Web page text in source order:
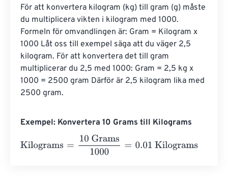
För att konvertera kilogram (kg) till gram (g) måste
du multiplicera vikten i kilogram med 1000.
Formeln för omvandlingen är: Gram = Kilogram x
1000 Låt oss till exempel säga att du väger 2,5
kilogram. För att konvertera det till gram
multiplicerar du 2,5 med 1000: Gram = 2,5 kg x
1000 = 2500 gram Därför är 2,5 kilogram lika med
2500 gram.
Exempel: Konvertera 10 Grams till Kilograms
Kilograms
10 Grams1000= Kilograms